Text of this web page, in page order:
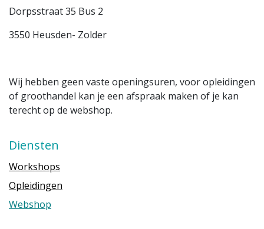
Dorpsstraat 35 Bus 2
3550 Heusden- Zolder
Wij hebben geen vaste openingsuren, voor opleidingen
of groothandel kan je een afspraak maken of je kan
terecht op de webshop.
Diensten
Workshops
Opleidingen
Webshop